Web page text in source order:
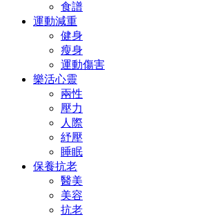
食譜
運動減重
健身
瘦身
運動傷害
樂活心靈
兩性
壓力
人際
紓壓
睡眠
保養抗老
醫美
美容
抗老